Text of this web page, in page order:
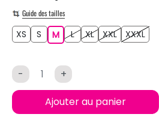
Guide des tailles
XS S MM LL XLXL XXLXXLXXXLXXXL
- +
Ajouter au panier